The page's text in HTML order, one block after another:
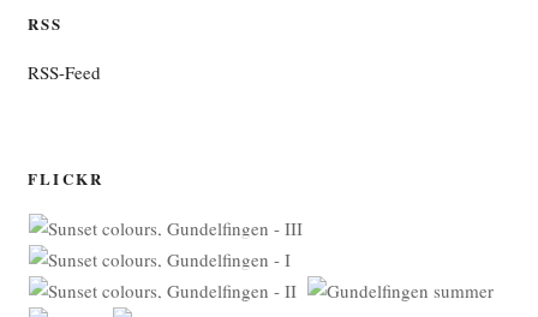
RSS
RSS-Feed
FLICKR